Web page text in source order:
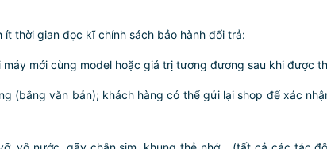
thời gian đọc kĩ chính sách bảo hành đổi trả:
mới cùng model hoặc giá trị tương đương sau khi được
(bằng văn bản); khách hàng có thể gửi lại shop để xác